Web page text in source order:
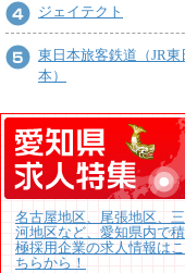
ジェイテクト
東日本旅客鉄道（JR東
本）
名古屋地区、尾張地区、三
河地区など、愛知県内で積
極採用企業の求人情報はこ
ちらから！